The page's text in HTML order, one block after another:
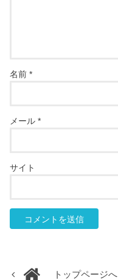
名前*
メール*
サイト
トップページへ